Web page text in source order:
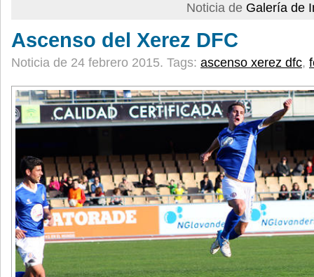
Noticia de Galería de
Ascenso del Xerez DFC
Noticia de 24 febrero 2015. Tags: ascenso xerez dfc,